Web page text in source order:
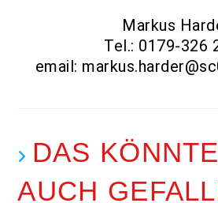
Markus
Tel.: 0179-326
email:
DAS
AUCH